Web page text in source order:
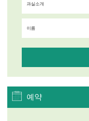
과실소개
이름
예약